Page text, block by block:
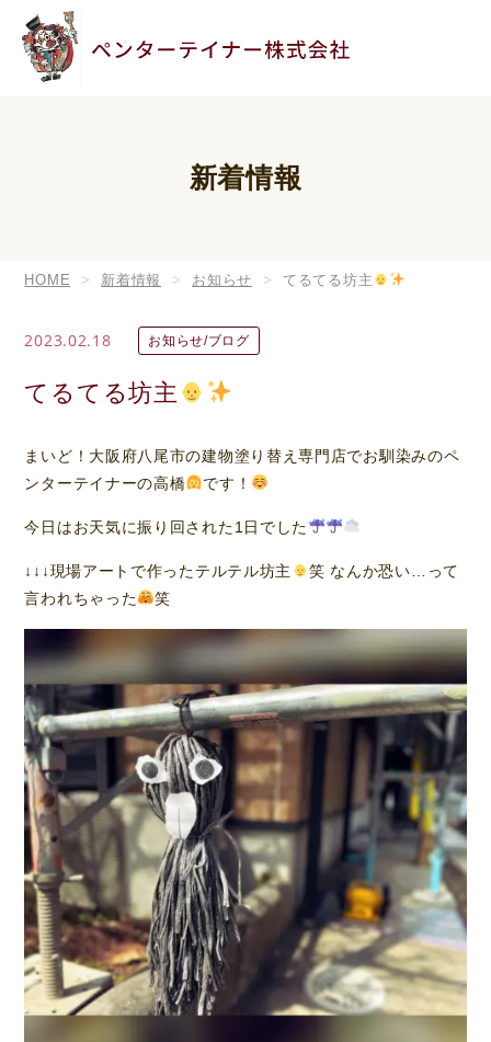
新着情報
HOME 新着情報 お知らせ てるてる坊主
2023.02.18 お知らせ/ブログ
てるてる坊主
まいど！大阪府八尾市の建物塗り替え専門店でお馴染みのペ
ンターテイナーの高橋
です！
今日はお天気に振り回された1日でした
↓↓↓現場アートで作ったテルテル坊主
笑 なんか恐い…って
言われちゃった
笑